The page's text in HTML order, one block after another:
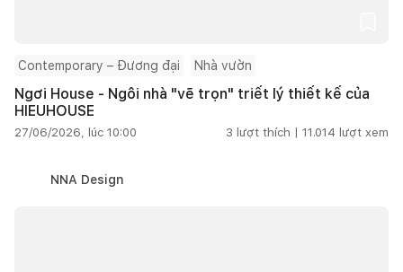
Contemporary – Đương đại Nhà vườn
Ngơi House - Ngôi nhà "vẽ trọn" triết lý thiết kế của
HIEUHOUSE
27/06/2026, lúc 10:00 3 lượt thích | 11.014 lượt xem
NNA Design